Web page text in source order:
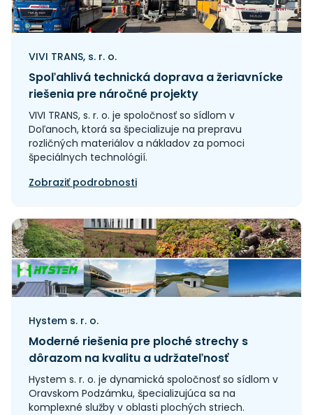
VIVI TRANS, s. r. o.
Spoľahlivá technická doprava a žeriavnícke
riešenia pre náročné projekty
VIVI TRANS, s. r. o. je spoločnosť so sídlom v
Doľanoch, ktorá sa špecializuje na prepravu
rozličných materiálov a nákladov za pomoci
špeciálnych technológií.
Zobraziť podrobnosti
Hystem s. r. o.
Moderné riešenia pre ploché strechy s
dôrazom na kvalitu a udržateľnosť
Hystem s. r. o. je dynamická spoločnosť so sídlom v
Oravskom Podzámku, špecializujúca sa na
komplexné služby v oblasti plochých striech.